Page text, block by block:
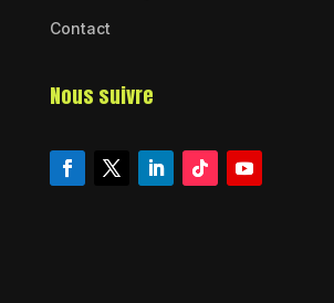
Contact
Nous suivre